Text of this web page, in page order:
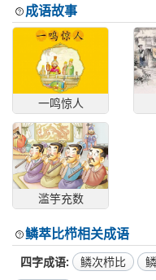
成语故事
一鸣惊人
滥竽充数
鳞萃比栉相关成语
四字成语 鳞次栉比